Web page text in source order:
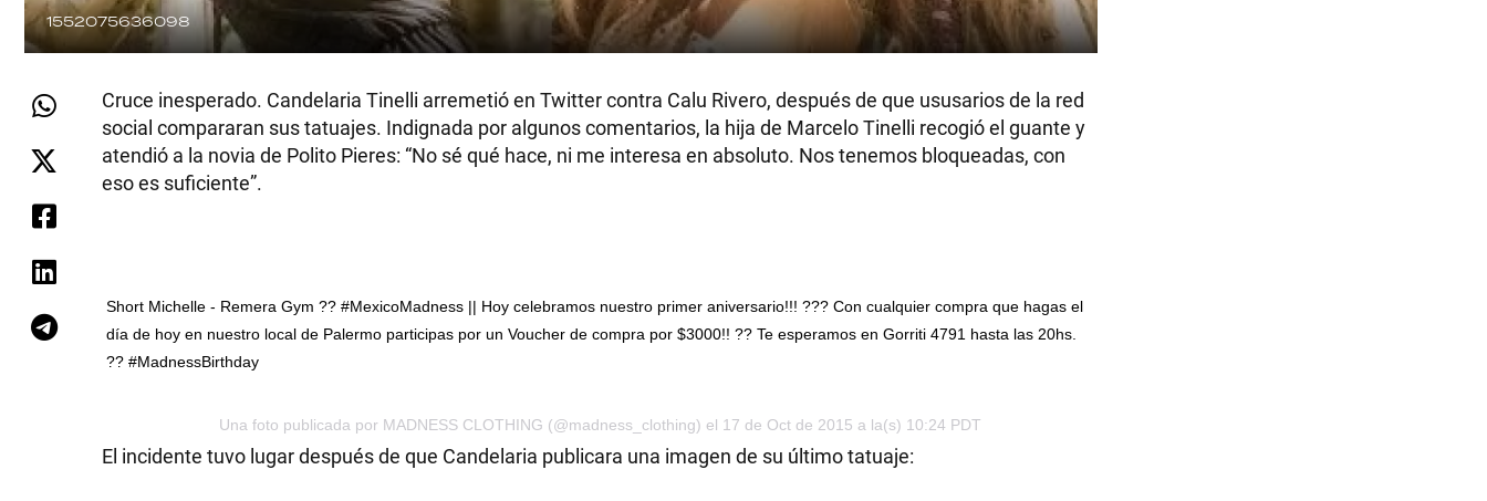
1552075636098
Cruce inesperado. Candelaria Tinelli arremetió en Twitter contra Calu Rivero, después de que ususarios de la red
social compararan sus tatuajes. Indignada por algunos comentarios, la hija de Marcelo Tinelli recogió el guante y
atendió a la novia de Polito Pieres: “No sé qué hace, ni me interesa en absoluto. Nos tenemos bloqueadas, con
eso es suficiente”.
Short Michelle - Remera Gym ?? #MexicoMadness || Hoy celebramos nuestro primer aniversario!!! ??? Con cualquier compra que hagas el
día de hoy en nuestro local de Palermo participas por un Voucher de compra por $3000!! ?? Te esperamos en Gorriti 4791 hasta las 20hs.
?? #MadnessBirthday
Una foto publicada por MADNESS CLOTHING (@madness_clothing) el 17 de Oct de 2015 a la(s) 10:24 PDT
El incidente tuvo lugar después de que Candelaria publicara una imagen de su último tatuaje: